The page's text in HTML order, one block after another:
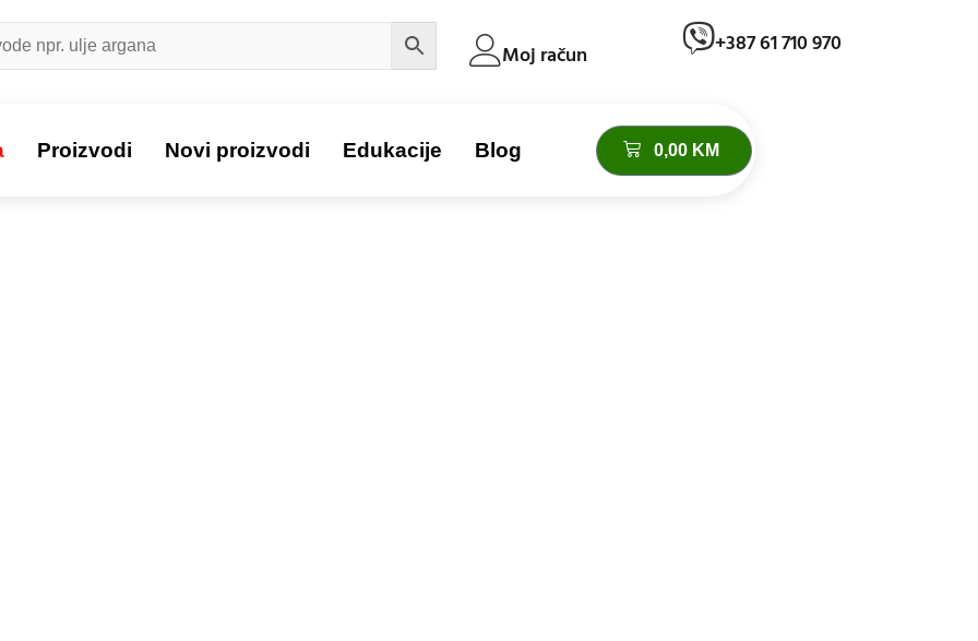
Moj račun +387 61 710 970
Proizvodi Novi proizvodi Edukacije Blog 0,00 KM